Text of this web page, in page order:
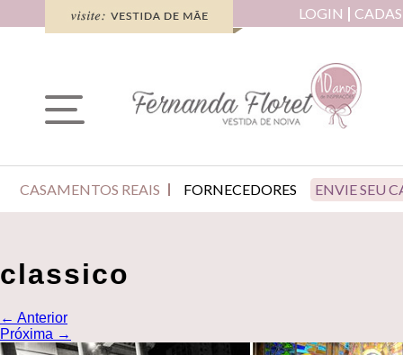
LOGIN
CASAMENTOS REAIS FORNECEDORES ENVIE SEU
classico
← Anterior
Próxima →